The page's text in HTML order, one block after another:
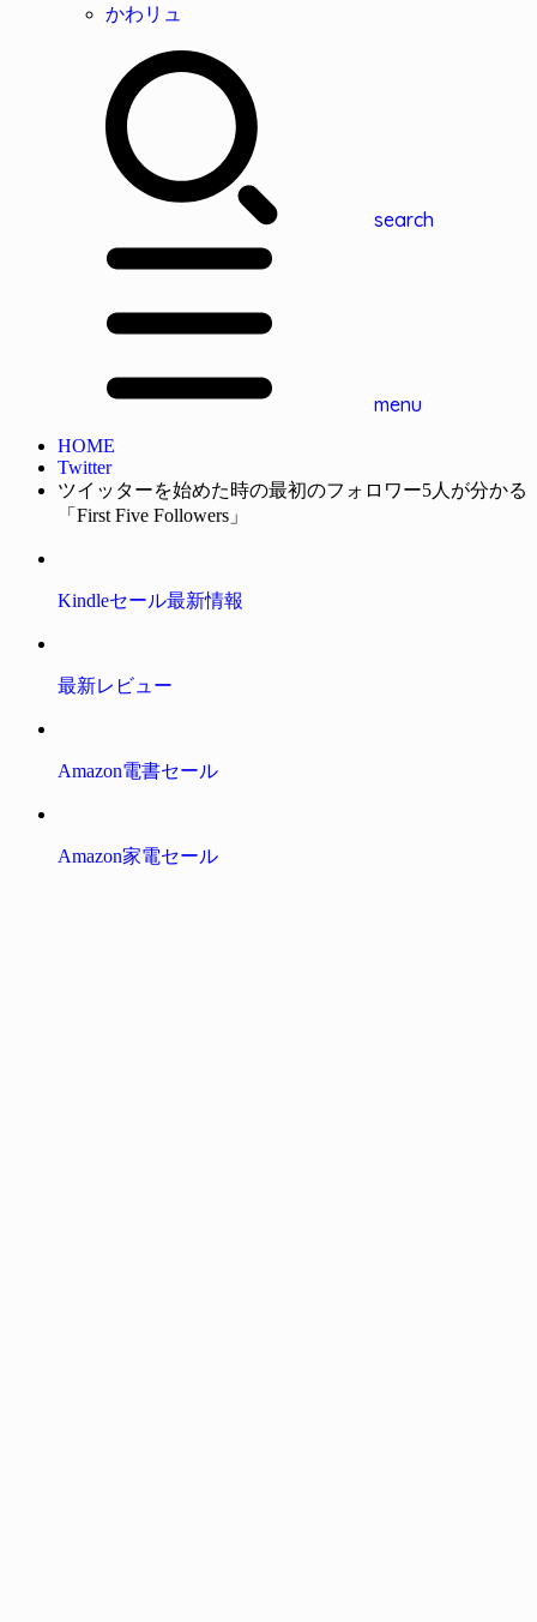
かわリュ
search
menu
HOME
Twitter
ツイッターを始めた時の最初のフォロワー5人が分かる
「First Five Followers」
Kindleセール最新情報
最新レビュー
Amazon電書セール
Amazon家電セール